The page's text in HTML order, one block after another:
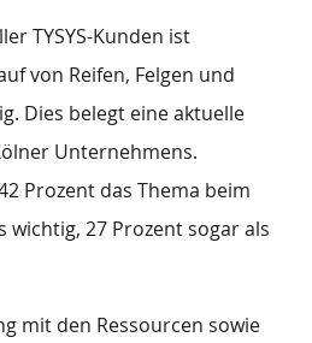
TYSYS-Kunden ist
von Reifen, Felgen und
Dies belegt eine aktuelle
Unternehmens.
Prozent das Thema beim
wichtig, 27 Prozent sogar als
mit den Ressourcen sowie